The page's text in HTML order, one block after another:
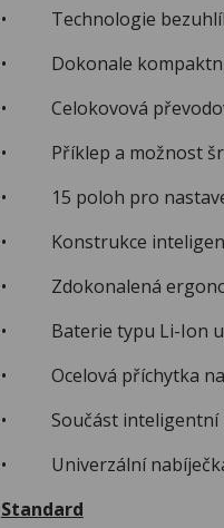
• Technologie
• Dokonale kompaktní a
• Celokovová
• Příklep a možnost
• 15 poloh pro
• Konstrukce
• Zdokonalená
• Baterie typu Li-Ion
• Ocelová příchytka na
• Součást inteligentní
• Univerzální nabíječka
Standard